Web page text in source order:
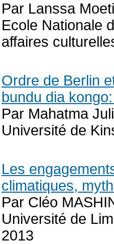
Par Lanssa
Ecole Nationale
affaires
Ordre de Berlin
bundu dia
Par Mahatma
Université de
Les
climatiques,
Par Cléo
Université de
2013